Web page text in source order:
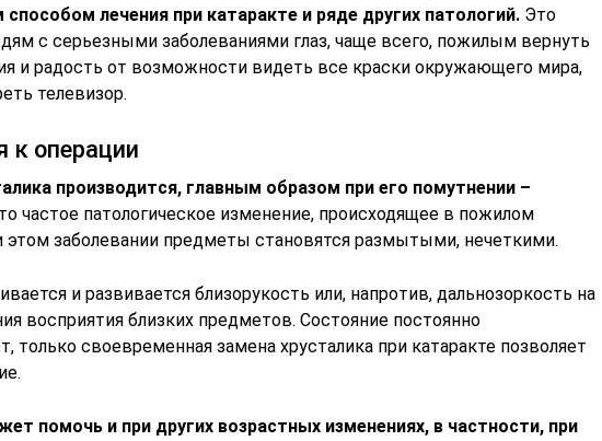
лечения при катаракте и ряде других патологий. Это
с серьезными заболеваниями глаз, чаще всего, пожилым вернуть
и радость от возможности видеть все краски окружающего мира,
телевизор.
к операции
производится, главным образом при его помутнении –
частое патологическое изменение, происходящее в пожилом
этом заболевании предметы становятся размытыми, нечеткими.
и развивается близорукость или, напротив, дальнозоркость на
восприятия близких предметов. Состояние постоянно
только своевременная замена хрусталика при катаракте позволяет
помочь и при других возрастных изменениях, в частности, при